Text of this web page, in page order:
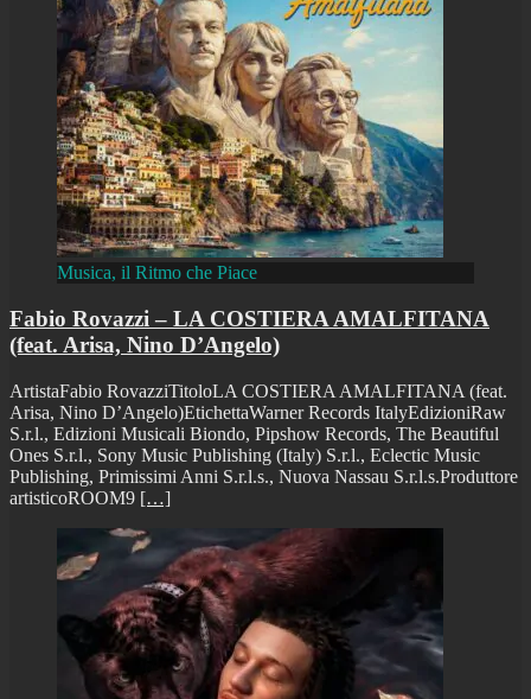
Musica, il Ritmo che Piace
Fabio Rovazzi – LA COSTIERA AMALFITANA
(feat. Arisa, Nino D’Angelo)
ArtistaFabio RovazziTitoloLA COSTIERA AMALFITANA (feat.
Arisa, Nino D’Angelo)EtichettaWarner Records ItalyEdizioniRaw
S.r.l., Edizioni Musicali Biondo, Pipshow Records, The Beautiful
Ones S.r.l., Sony Music Publishing (Italy) S.r.l., Eclectic Music
Publishing, Primissimi Anni S.r.l.s., Nuova Nassau S.r.l.s.Produttore
artisticoROOM9 […]